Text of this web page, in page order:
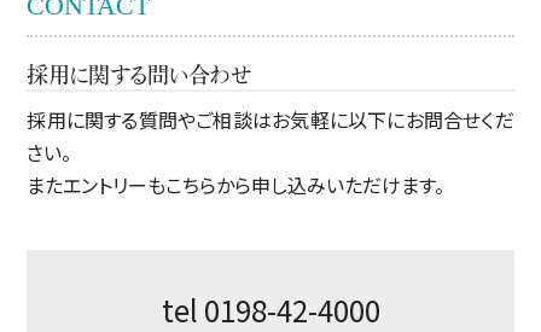
採用に関する問い合わせ
採用に関する質問やご相談はお気軽に以下にお問合せくだ
さい。
またエントリーもこちらから申し込みいただけます。
tel 0198-42-4000